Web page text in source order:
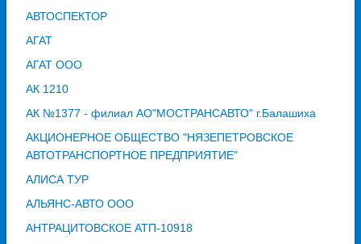
АВТОСПЕКТОР
АГАТ
АГАТ ООО
АК 1210
АК №1377 - филиал АО"МОСТРАНСАВТО" г.Балашиха
АКЦИОНЕРНОЕ ОБЩЕСТВО "НЯЗЕПЕТРОВСКОЕ
АВТОТРАНСПОРТНОЕ ПРЕДПРИЯТИЕ"
АЛИСА ТУР
АЛЬЯНС-АВТО ООО
АНТРАЦИТОВСКОЕ АТП-10918